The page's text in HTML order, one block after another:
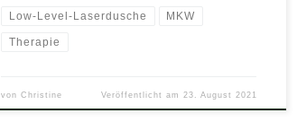
Low-Level-Laserdusche MKW
Therapie
vonChristine Veröffentlicht am 23. August 2021